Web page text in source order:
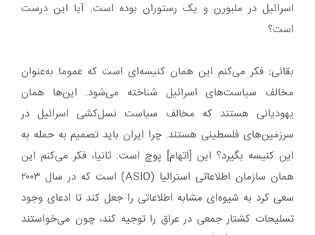
اسرائیل در ملبورن و یک رستوران بوده است. آیا این درست
است؟
بقائی: فکر می‌کنم این همان کنیسه‌ای است که عموما به‌عنوان
مخالف سیاست‌های اسرائیل شناخته می‌شود. این‌ها همان
یهودیانی هستند که مخالف سیاست نسل‌کشی اسرائیل در
سرزمین‌های فلسطینی هستند. چرا ایران باید تصمیم به حمله به
این کنیسه بگیرد؟ این [اتهام] پوچ است. ثانیا، فکر می‌کنم این
همان سازمان اطلاعاتی استرالیا (ASIO) است که در سال ۲۰۰۳
سعی کرد به شیوه‌ای مشابه اطلاعاتی را جعل کند تا ادعای وجود
تسلیحات کشتار جمعی در عراق را توجیه کند، چون می‌خواستند